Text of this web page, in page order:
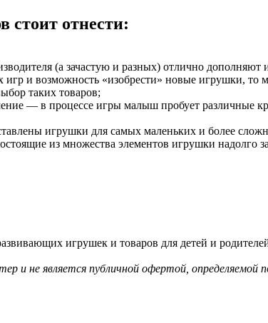
стоит отнести:
(а зачастую и разных) отлично дополняют
и возможность «изобрести» новые игрушки, то
таких товаров;
— в процессе игры малыш пробует различные
игрушки для самых маленьких и более
из множества элементов игрушки надолго
игрушек и товаров для детей и
и не является публичной офертой,